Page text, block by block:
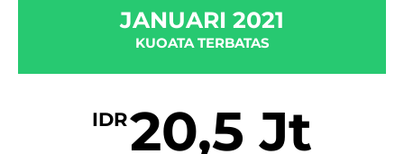
JANUARI 2021
KUOATA TERBATAS
IDR20,5 Jt